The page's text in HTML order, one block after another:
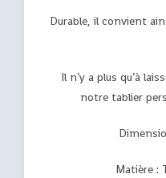
Durable, il convient
Il n’y a plus qu’à
notre tablier
Matière :